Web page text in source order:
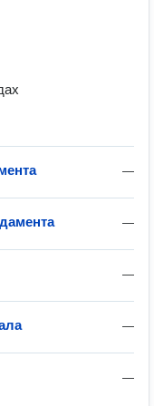
—
—
—
—
—